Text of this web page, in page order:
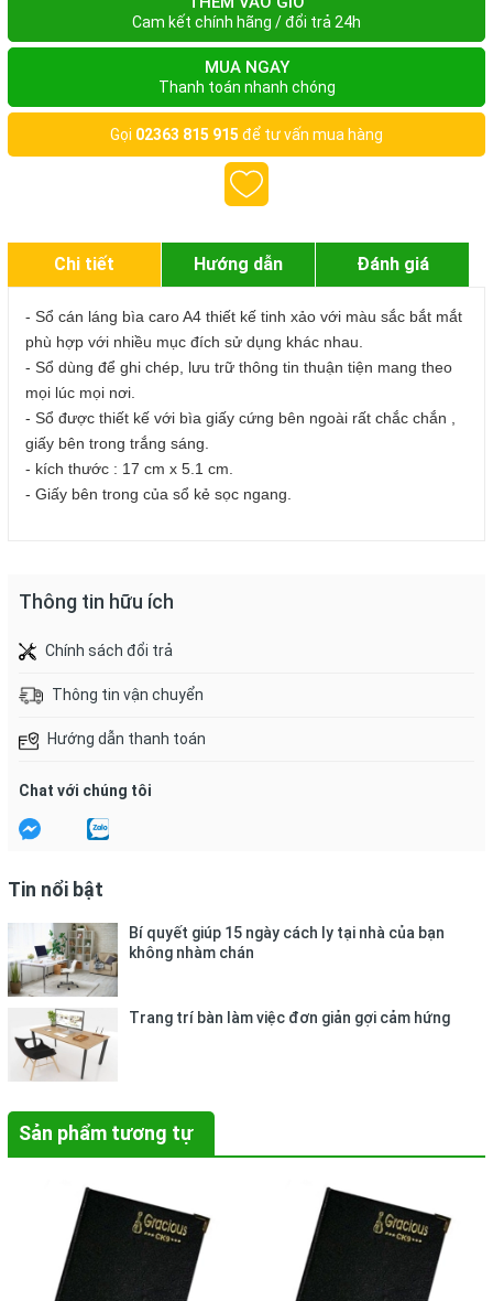
Cam kết chính hãng / đổi trả 24h
MUA NGAY
Thanh toán nhanh chóng
Gọi 02363 815 915 để tư vấn mua hàng
Chi tiết Hướng dẫn Đánh giá
- Sổ cán láng bìa caro A4 thiết kế tinh xảo với màu sắc bắt mắt
phù hợp với nhiều mục đích sử dụng khác nhau.
- Sổ dùng để ghi chép, lưu trữ thông tin thuận tiện mang theo
mọi lúc mọi nơi.
- Sổ được thiết kế với bìa giấy cứng bên ngoài rất chắc chắn ,
giấy bên trong trắng sáng.
- kích thước : 17 cm x 5.1 cm.
- Giấy bên trong của sổ kẻ sọc ngang.
Thông tin hữu ích
Chính sách đổi trả
Thông tin vận chuyển
Hướng dẫn thanh toán
Chat với chúng tôi
Tin nổi bật
Bí quyết giúp 15 ngày cách ly tại nhà của bạn
không nhàm chán
Trang trí bàn làm việc đơn giản gợi cảm hứng
Sản phẩm tương tự